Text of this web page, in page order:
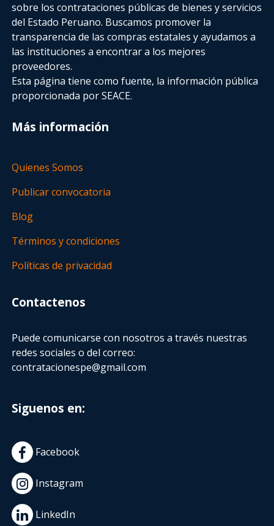
sobre los contrataciones públicas de bienes y servicios
del Estado Peruano. Buscamos promover la
transparencia de las compras estatalesy ayudamos a
las instituciones a encontrar a los mejores
proveedores.
Esta página tiene como fuente, la información pública
proporcionada por SEACE.
Más información
Quienes Somos
Publicar convocatoria
Blog
Términos y condiciones
Políticas de privacidad
Contactenos
Puede comunicarse con nosotros a través nuestras
redes sociales o del correo:
contratacionespe@gmail.com
Siguenos en:
Facebook
Instagram
LinkedIn